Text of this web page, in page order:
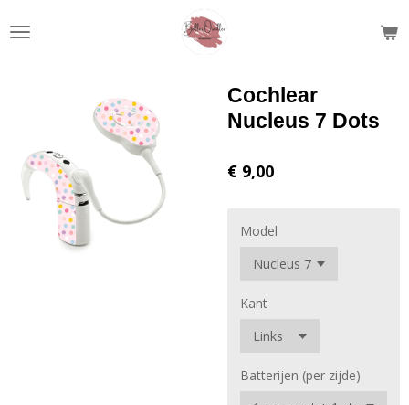
direct
Cochlear
Nucleus 7 Dots
€ 9,00
Model
Kant
Batterijen (per zijde)